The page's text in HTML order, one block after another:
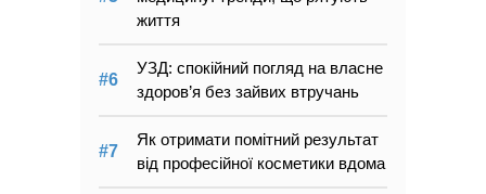
життя
УЗД: спокійний погляд на власне
здоров’я без зайвих втручань
Як отримати помітний результат
від професійної косметики вдома